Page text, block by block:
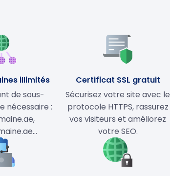
illimités
de sous-
nécessaire :
Certificat SSL gratuit
Sécurisez votre site avec le
protocole HTTPS, rassurez
vos visiteurs et améliorez
votre SEO.